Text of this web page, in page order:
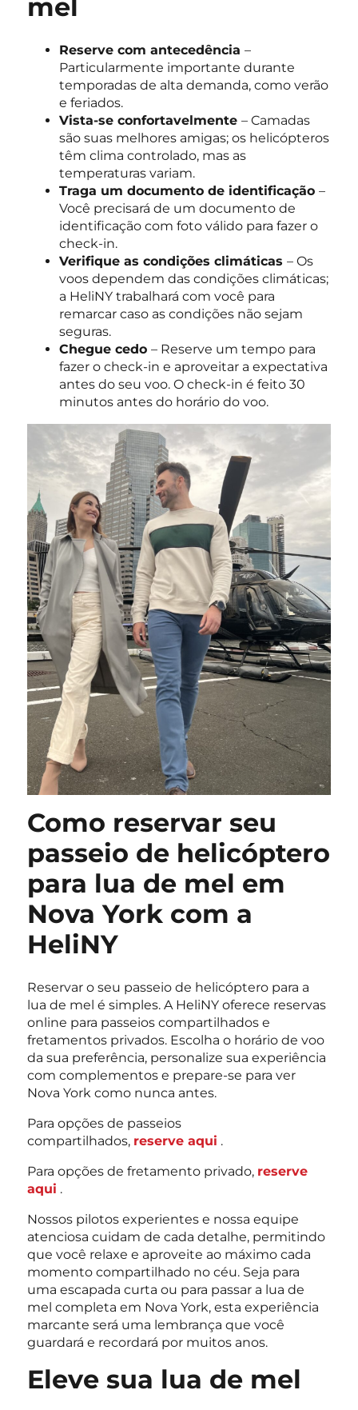
mel
Reserve com antecedência –
Particularmente importante durante
temporadas de alta demanda, como verão
e feriados.
Vista-se confortavelmente – Camadas
são suas melhores amigas; os helicópteros
têm clima controlado, mas as
temperaturas variam.
Traga um documento de identificação –
Você precisará de um documento de
identificação com foto válido para fazer o
check-in.
Verifique as condições climáticas – Os
voos dependem das condições climáticas;
a HeliNY trabalhará com você para
remarcar caso as condições não sejam
seguras.
Chegue cedo – Reserve um tempo para
fazer o check-in e aproveitar a expectativa
antes do seu voo. O check-in é feito 30
minutos antes do horário do voo.
Como reservar seu
passeio de helicóptero
para lua de mel em
Nova York com a
HeliNY
Reservar o seu passeio de helicóptero para a
lua de mel é simples. A HeliNY oferece reservas
online para passeios compartilhados e
fretamentos privados. Escolha o horário de voo
da sua preferência, personalize sua experiência
com complementos e prepare-se para ver
Nova York como nunca antes.
Para opções de passeios
compartilhados, reserve aqui .
Para opções de fretamento privado, reserve
aqui .
Nossos pilotos experientes e nossa equipe
atenciosa cuidam de cada detalhe, permitindo
que você relaxe e aproveite ao máximo cada
momento compartilhado no céu. Seja para
uma escapada curta ou para passar a lua de
mel completa em Nova York, esta experiência
marcante será uma lembrança que você
guardará e recordará por muitos anos.
Eleve sua lua de mel